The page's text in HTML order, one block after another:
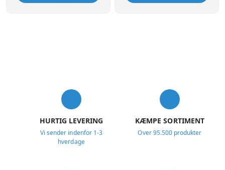
HURTIG LEVERING
Vi sender indenfor 1-3
hverdage
KÆMPE SORTIMENT
Over 95.500 produkter